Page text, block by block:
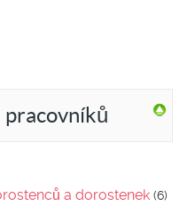
pracovníků
a dorostenek (6)